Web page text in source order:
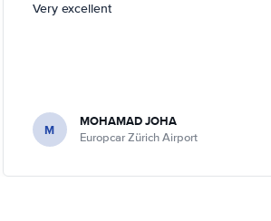
Very excellent
M MOHAMAD JOHA
Europcar Zürich Airport